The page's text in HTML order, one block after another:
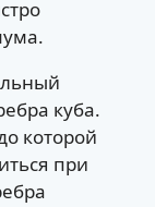
куба.
которой
при